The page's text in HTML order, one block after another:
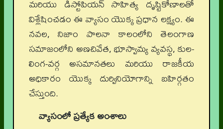
మరియు డిస్టోపియన్ సాహిత్య దృష్టికోణాలతో
విశ్లేషించడం ఈ వ్యాసం యొక్క ప్రధాన లక్ష్యం. ఈ
నవల, నిజాం పాలనా కాలంలోని తెలంగాణ
సమాజంలోని అణచివేత, భూస్వామ్య వ్యవస్థ, కుల-
లింగ-వర్గ అసమానతలు మరియు రాజకీయ
అధికారం యొక్క దుర్వినియోగాన్ని బహిర్గతం
చేస్తుంది.
వ్యాసంలో ప్రత్యేక అంశాలు